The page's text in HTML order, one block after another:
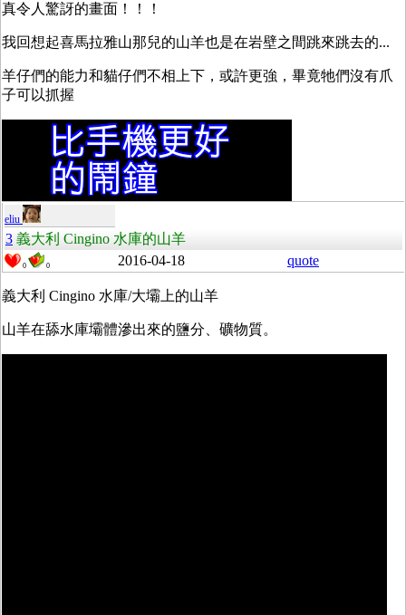
真令人驚訝的畫面！！！
我回想起喜馬拉雅山那兒的山羊也是在岩壁之間跳來跳去的...
羊仔們的能力和貓仔們不相上下，或許更強，畢竟牠們沒有爪
子可以抓握
eliu
3 義大利 Cingino 水庫的山羊
0 0 2016-04-18 quote
義大利 Cingino 水庫/大壩上的山羊
山羊在舔水庫壩體滲出來的鹽分、礦物質。